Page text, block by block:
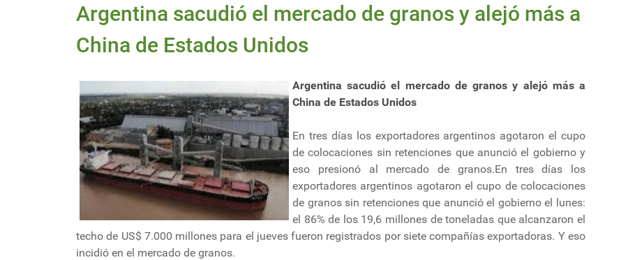
Argentina sacudió el mercado de granos y alejó más a
China de Estados Unidos
Argentina sacudió el mercado de granos y alejó más a
China de Estados Unidos
En tres días los exportadores argentinos agotaron el cupo
de colocaciones sin retenciones que anunció el gobierno y
eso presionó al mercado de granos.En tres días los
exportadores argentinos agotaron el cupo de colocaciones
de granos sin retenciones que anunció el gobierno el lunes:
el 86% de los 19,6 millones de toneladas que alcanzaron el
techo de US$ 7.000 millones para el jueves fueron registrados por siete compañías exportadoras. Y eso
incidió en el mercado de granos.